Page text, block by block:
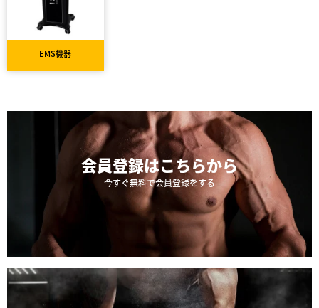
EMS機器
会員登録はこちらから
今すぐ無料で会員登録をする